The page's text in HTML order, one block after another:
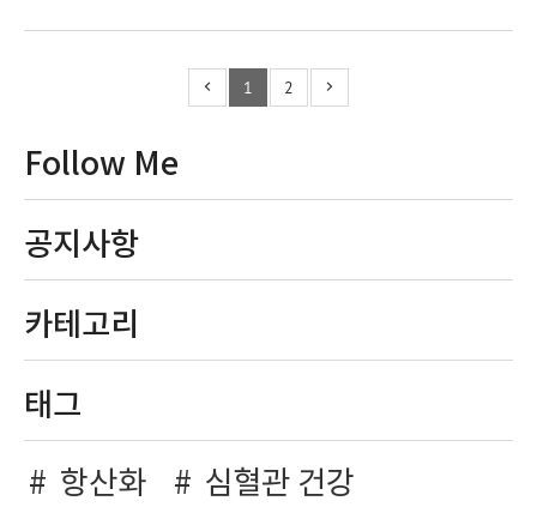
1 2
Follow Me
공지사항
카테고리
태그
항산화
심혈관 건강